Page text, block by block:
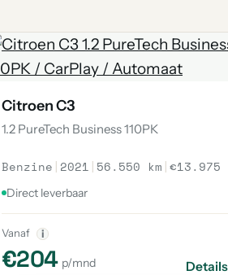
Citroen C3
1.2 PureTech Business 110PK
Benzine | 2021 | 56.550 km |€13.975
Direct leverbaar
Vanaf i
€204 p/mnd